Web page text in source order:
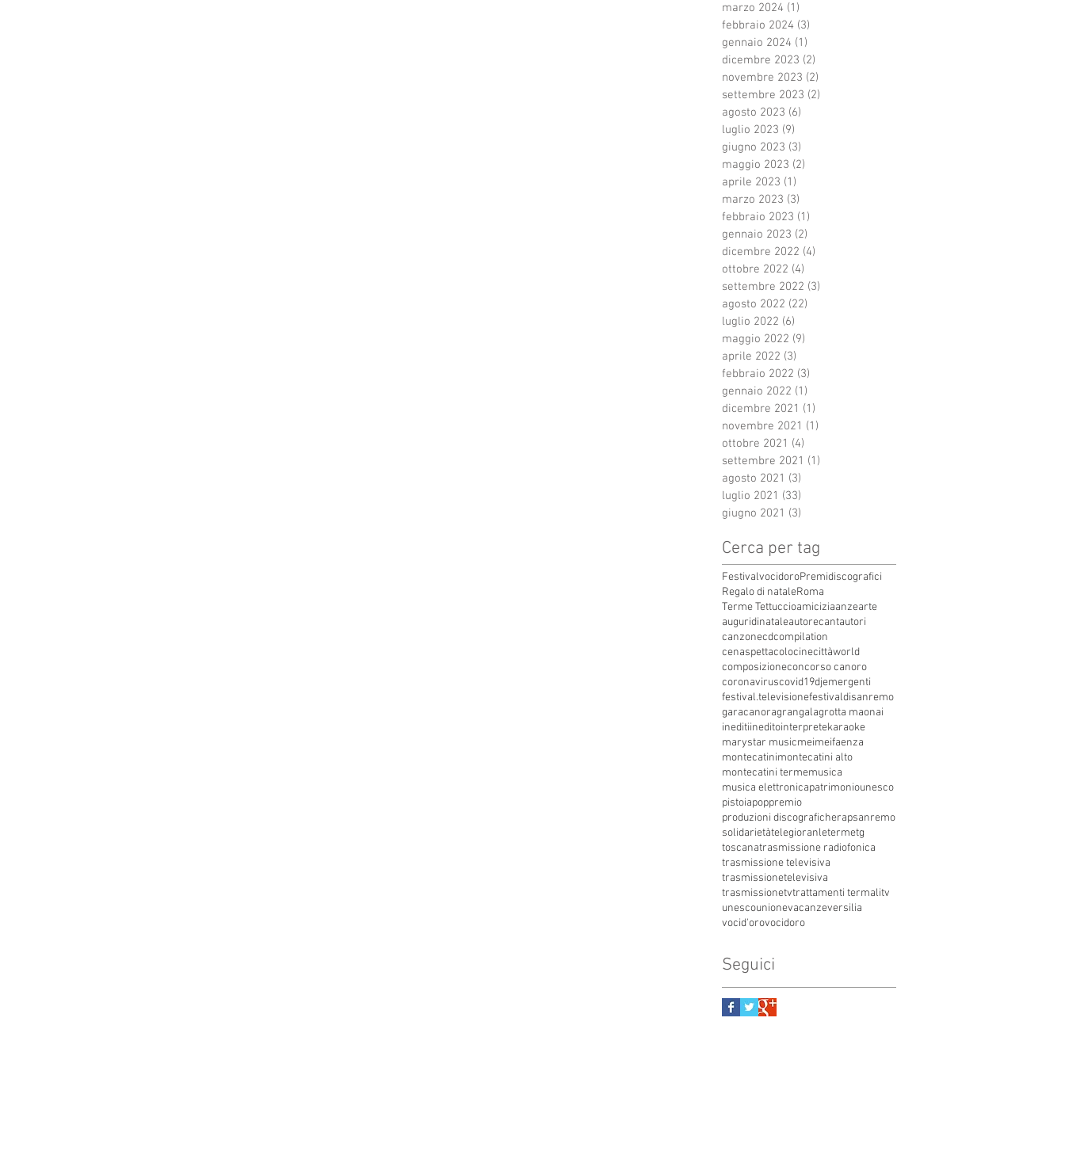
marzo 2024 (1)
febbraio 2024 (3)
gennaio 2024 (1)
dicembre 2023 (2)
novembre 2023 (2)
settembre 2023 (2)
agosto 2023 (6)
luglio 2023 (9)
giugno 2023 (3)
maggio 2023 (2)
aprile 2023 (1)
marzo 2023 (3)
febbraio 2023 (1)
gennaio 2023 (2)
dicembre 2022 (4)
ottobre 2022 (4)
settembre 2022 (3)
agosto 2022 (22)
luglio 2022 (6)
maggio 2022 (9)
aprile 2022 (3)
febbraio 2022 (3)
gennaio 2022 (1)
dicembre 2021 (1)
novembre 2021 (1)
ottobre 2021 (4)
settembre 2021 (1)
agosto 2021 (3)
luglio 2021 (33)
giugno 2021 (3)
Cerca per tag
FestivalvocidoroPremidiscografici
Regalo di nataleRoma
Terme Tettuccioamiciziaanzearte
auguridinataleautorecantautori
canzonecdcompilation
cenaspettacolocinecittàworld
composizioneconcorso canoro
coronaviruscovid19djemergenti
festival.televisionefestivaldisanremo
garacanoragrangalagrotta maonai
ineditiineditointerpretekaraoke
marystar musicmeimeifaenza
montecatinimontecatini alto
montecatini termemusica
musica elettronicapatrimoniounesco
pistoiapoppremio
produzioni discograficherapsanremo
solidarietàtelegioranletermetg
toscanatrasmissione radiofonica
trasmissione televisiva
trasmissionetelevisiva
trasmissionetvtrattamenti termalitv
unescounionevacanzeversilia
vocid'orovocidoro
Seguici